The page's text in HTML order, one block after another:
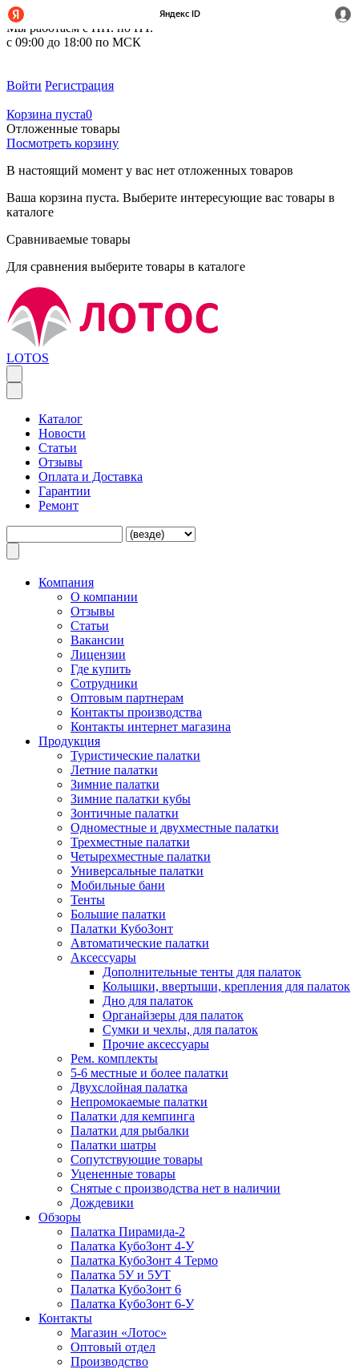
+7 (495) 212-14-37
Мы работаем с ПН. по ПТ.
с 09:00 до 18:00 по МСК
Войти Регистрация
Корзина пуста0
Отложенные товары
Посмотреть корзину
В настоящий момент у вас нет отложенных товаров
Ваша корзина пуста. Выберите интересующие вас товары в
каталоге
Сравниваемые товары
Для сравнения выберите товары в каталоге
LOTOS
Каталог
Новости
Статьи
Отзывы
Оплата и Доставка
Гарантии
Ремонт
Компания
O компании
Отзывы
Статьи
Вакансии
Лицензии
Где купить
Сотрудники
Оптовым партнерам
Контакты производства
Контакты интернет магазина
Продукция
Туристические палатки
Летние палатки
Зимние палатки
Зимние палатки кубы
Зонтичные палатки
Одноместные и двухместные палатки
Трехместные палатки
Четырехместные палатки
Универсальные палатки
Мобильные бани
Тенты
Большие палатки
Палатки КубоЗонт
Автоматические палатки
Аксессуары
Дополнительные тенты для палаток
Колышки, ввертыши, крепления для палаток
Дно для палаток
Органайзеры для палаток
Сумки и чехлы, для палаток
Прочие аксессуары
Рем. комплекты
5-6 местные и более палатки
Двухслойная палатка
Непромокаемые палатки
Палатки для кемпинга
Палатки для рыбалки
Палатки шатры
Сопутствующие товары
Уцененные товары
Снятые с производства нет в наличии
Дождевики
Обзоры
Палатка Пирамида-2
Палатка КубоЗонт 4-У
Палатка КубоЗонт 4 Термо
Палатка 5У и 5УТ
Палатка КубоЗонт 6
Палатка КубоЗонт 6-У
Контакты
Магазин «Лотос»
Оптовый отдел
Производство